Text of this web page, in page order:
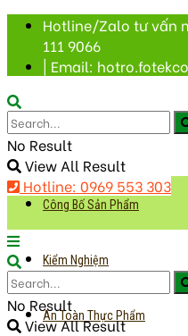
Hotline/Zalo tư vấn
111 9066
| Email:
No Result
View All Result
Hotline: 0969 553 303
Công Bố Sản Phẩm
Kiểm Nghiệm
An Toàn Thực Phẩm
No Result
View All Result